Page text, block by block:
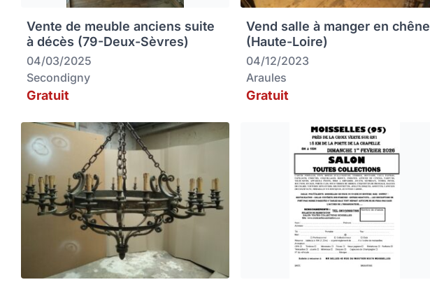
Vente de meuble anciens suite
à décès (79-Deux-Sèvres)
04/03/2025
Secondigny
Gratuit
Vend salle à manger en chêne
(Haute-Loire)
04/12/2023
Araules
Gratuit